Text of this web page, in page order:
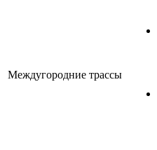
Междугородние трассы